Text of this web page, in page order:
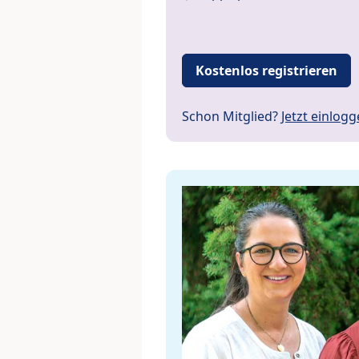
Kostenlos registrieren
Schon Mitglied? Jetzt